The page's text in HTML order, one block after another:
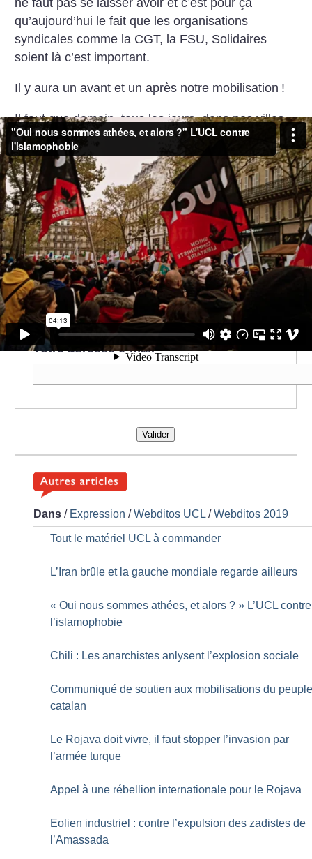
ne faut pas se laisser avoir et c’est pour ça
qu’aujourd’hui le fait que les organisations
syndicales comme la CGT, la FSU, Solidaires
soient là c’est important.
Il y aura un avant et un après notre mobilisation !
Il faut que demain, tous les jours, dans nos villes,
dans nos quartiers, au travail, dans nos boîtes, on
réponde à l’islamophobie, pied à pied. Qu’on ne la
laisse pas passer, qu’on construise une riposte
populaire antiraciste contre l’islamophobie !
L’Union communiste libertaire le dit ici : les
islamophobes nous trouverons sur leur chemin, à
vos côtés, pour les faire reculer et briser
l’offensive islamophobe. »
Je souhaite recevoir l'infolettre
hebdomadaire.*
Votre adresse e-mail*
Valider
Dans / Expression /Webditos UCL /Webditos 2019
Tout le matériel UCL à commander
L’Iran brûle et la gauche mondiale regarde ailleurs
« Oui nous sommes athées, et alors ? » L’UCL contre
l’islamophobie
Chili : Les anarchistes anlysent l’explosion sociale
Communiqué de soutien aux mobilisations du
catalan
Le Rojava doit vivre, il faut stopper l’invasion par
l’armée turque
Appel à une rébellion internationale pour le Rojava
Eolien industriel : contre l’expulsion des zadistes de
l’Amassada